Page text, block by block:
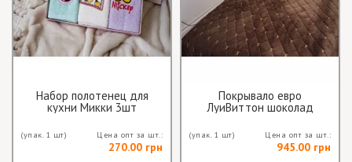
Набор полотенец для
кухни Микки 3шт
(упак. 1 шт) Цена опт за шт.:
270.00 грн
Покрывало евро
ЛуиВиттон шоколад
(упак. 1 шт) Цена опт за шт.:
945.00 грн